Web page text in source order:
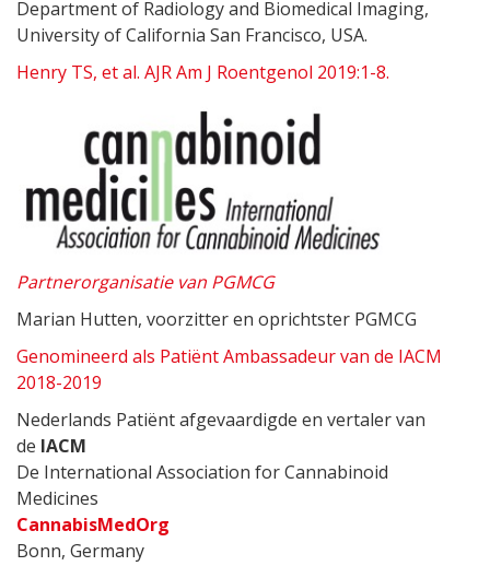
Department of Radiology and Biomedical Imaging,
University of California San Francisco, USA.
Henry TS, et al. AJR Am J Roentgenol 2019:1-8.
Partnerorganisatie van PGMCG
Marian Hutten, voorzitter en oprichtster PGMCG
Genomineerd als Patiënt Ambassadeur van de IACM
2018-2019
Nederlands Patiënt afgevaardigde en vertaler van
de IACM
De International Association for Cannabinoid
Medicines
CannabisMedOrg
Bonn, Germany